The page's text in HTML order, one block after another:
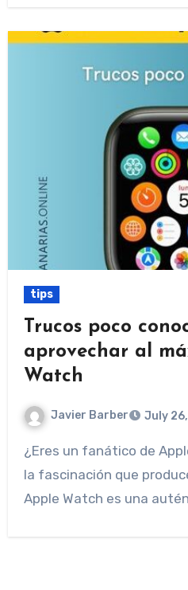
tips
Trucos poco
aprovechar al
Watch
Javier Barber July
¿Eres un fanático de Apple? Entonces conoces
la fascinación que
Apple Watch es una